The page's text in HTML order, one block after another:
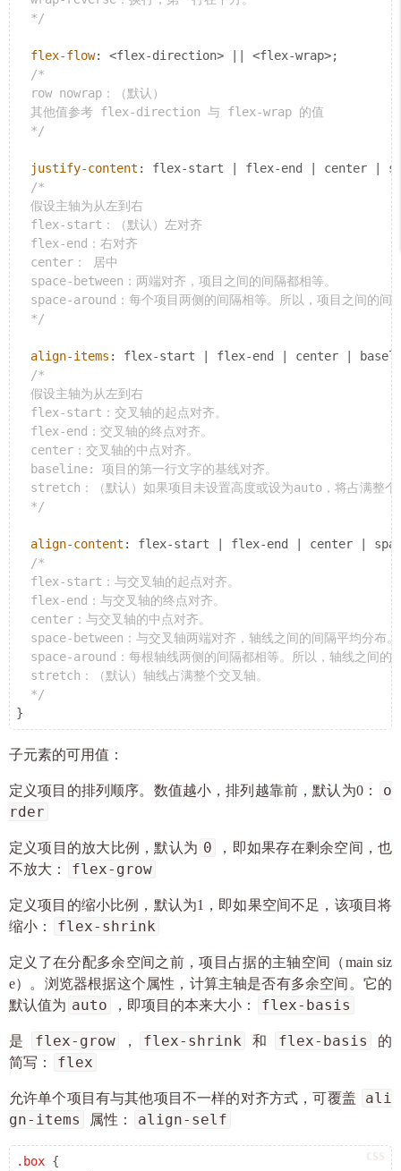
  */
flex-flow: <flex-direction> || <flex-wrap>;
/*
  row nowrap：（默认）
  其他值参考 flex-direction 与 flex-wrap 的值
  */
justify-content : flex-start | flex-end | center |
/*
  假设主轴为从左到右
  flex-start：（默认）左对齐
  flex-end：右对齐
  center： 居中
  space-between：两端对齐，项目之间的间隔都相等。
space-around：每个项目两侧的间隔相等。所以，项目之间的间
  */
align-items : flex-start | flex-end | center |
/*
  假设主轴为从左到右
  flex-start：交叉轴的起点对齐。
  flex-end：交叉轴的终点对齐。
  center：交叉轴的中点对齐。
  baseline: 项目的第一行文字的基线对齐。
stretch：（默认）如果项目未设置高度或设为auto，将占满整个
  */
align-content : flex-start | flex-end | center |
/*
  flex-start：与交叉轴的起点对齐。
  flex-end：与交叉轴的终点对齐。
  center：与交叉轴的中点对齐。
  space-between：与交叉轴两端对齐，轴线之间的间隔平均分布。
space-around：每根轴线两侧的间隔都相等。所以，轴线之间的
  stretch：（默认）轴线占满整个交叉轴。
  */
子元素的可用值：
定义项目的排列顺序。数值越小，排列越靠前，默认为0：
o
rder
定义项目的放大比例，默认为 0
，即如果存在剩余空间，也
不放大：
flex-grow
定义项目的缩小比例，默认为1，即如果空间不足，该项目将
缩小：
flex-shrink
定义了在分配多余空间之前，项目占据的主轴空间（main siz
e）。浏览器根据这个属性，计算主轴是否有多余空间。它的
默认值为 auto ，即项目的本来大小： flex-basis
是 flex-grow ， flex-shrink 和 flex-basis
的
简写：
flex
允许单个项目有与其他项目不一样的对齐方式，可覆盖
ali
gn-items
属性： align-self
.box {